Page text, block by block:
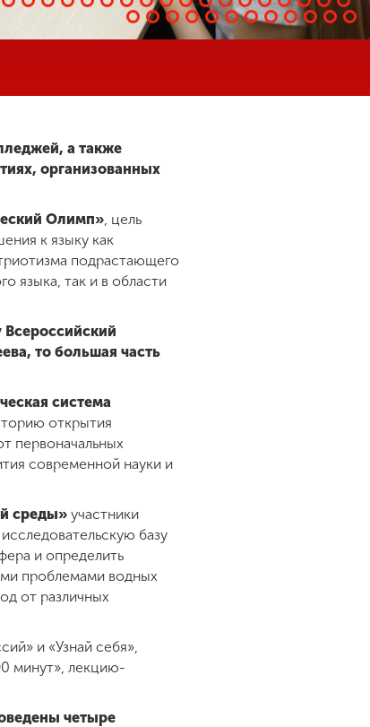
а также
организованных
Олимп», цель
к языку как
подрастающего
языка, так и в области
то большая часть
система
открытия
первоначальных
современной науки и
среды» участники
базу
и определить
проблемами водных
от различных
и «Узнай себя»,
минут», лекцию-
четыре